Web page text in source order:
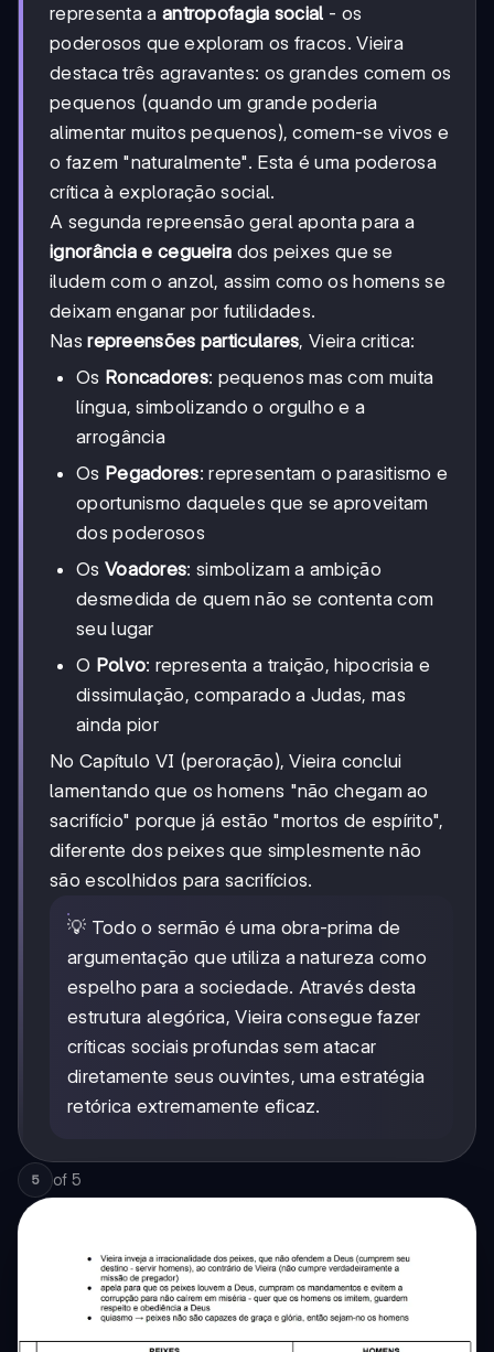
representa a antropofagia social - os
poderosos que exploram os fracos. Vieira
destaca três agravantes: os grandes comem os
pequenos (quando um grande poderia
alimentar muitos pequenos), comem-se vivos e
o fazem "naturalmente". Esta é uma poderosa
crítica à exploração social.
A segunda repreensão geral aponta para a
ignorância e cegueira dos peixes que se
iludem com o anzol, assim como os homens se
deixam enganar por futilidades.
Nasrepreensões particulares, Vieira critica:
Os Roncadores: pequenos mas com muita
língua, simbolizando o orgulho e a
arrogância
Os Pegadores: representam o parasitismo e
oportunismo daqueles que se aproveitam
dos poderosos
Os Voadores: simbolizam a ambição
desmedida de quem não se contenta com
seu lugar
O Polvo: representa a traição, hipocrisia e
dissimulação, comparado a Judas, mas
ainda pior
No Capítulo VI (peroração), Vieira conclui
lamentando que os homens "não chegam ao
sacrifício" porque já estão "mortos de espírito",
diferente dos peixes que simplesmente não
são escolhidos para sacrifícios.
💡 Todo o sermão é uma obra-prima de
argumentação que utiliza a natureza como
espelho para a sociedade. Através desta
estrutura alegórica, Vieira consegue fazer
críticas sociais profundas sem atacar
diretamente seus ouvintes, uma estratégia
retórica extremamente eficaz.
5 of 5